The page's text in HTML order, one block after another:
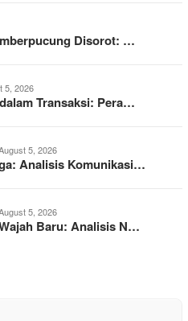
Disorot: …
5, 2026
Transaksi: Pera…
5, 2026
Analisis Komunikasi…
5, 2026
Baru: Analisis N…